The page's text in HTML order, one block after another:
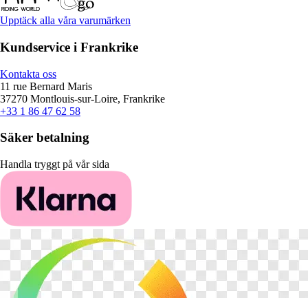
Upptäck alla våra varumärken
Kundservice i Frankrike
Kontakta oss
11 rue Bernard Maris
37270 Montlouis-sur-Loire, Frankrike
+33 1 86 47 62 58
Säker betalning
Handla tryggt på vår sida